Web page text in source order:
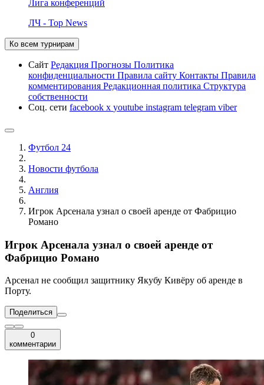
Лига конференций
ЛЧ - Top News
Ко всем турнирам
Сайт Редакция Прогнозы Политика
конфиденциальности Правила сайту Контакты Правила
комментирования Редакционная политика Структура
собственности
Соц. сети facebook x youtube instagram telegram viber
Футбол 24
Новости футбола
Англия
Игрок Арсенала узнал о своей аренде от Фабрицио
Романо
Игрок Арсенала узнал о своей аренде от
Фабрицио Романо
Арсенал не сообщил защитнику Якубу Кивёру об аренде в
Порту.
Поделиться
0
комментарии